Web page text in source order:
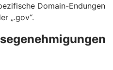
Domain-Endungen
„.gov“.